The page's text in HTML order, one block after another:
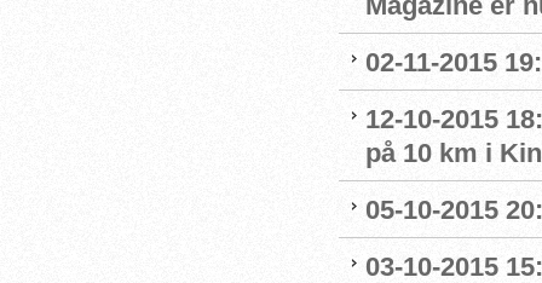
02-11-2015
12-10-2015
på 10 km i
05-10-2015
03-10-2015